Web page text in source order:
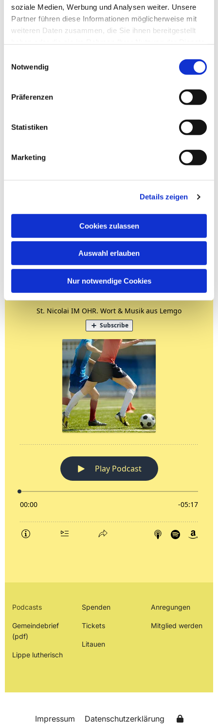
soziale Medien, Werbung und Analysen weiter. Unsere
Partner führen diese Informationen möglicherweise mit
weiteren Daten zusammen, die Sie ihnen bereitgestellt
Notwendig
Präferenzen
Statistiken
Marketing
Details zeigen
Cookies zulassen
Auswahl erlauben
Nur notwendige Cookies
Podcasts
Gemeindebrief
(pdf)
Lippe lutherisch
Spenden
Tickets
Litauen
Anregungen
Mitglied werden
Impressum Datenschutzerklärung